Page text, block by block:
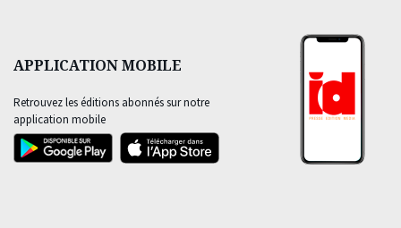
APPLICATION MOBILE
Retrouvez les éditions abonnés sur notre
application mobile